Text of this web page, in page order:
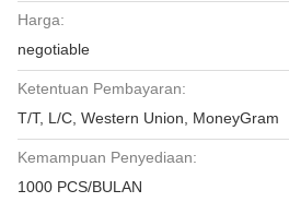
Harga:
negotiable
Ketentuan Pembayaran:
T/T, L/C, Western Union, MoneyGram
Kemampuan Penyediaan:
1000 PCS/BULAN